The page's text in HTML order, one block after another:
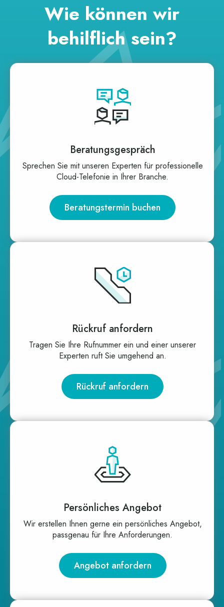
Wie können wir
behilflich sein?
Beratungsgespräch
Spre­chen Sie mit unse­ren Exper­ten für pro­fes­sio­nel­le
Cloud-Tele­fo­nie in Ihrer Branche.
Beratungstermin buchen
Rückruf anfordern
Tra­gen Sie Ihre Ruf­num­mer ein und einer unse­rer
Exper­ten ruft Sie umge­hend an.
Rückruf anfordern
Persönliches Angebot
Wir erstel­len Ihnen ger­ne ein per­sön­li­ches Ange­bot,
pass­ge­nau für Ihre Anforderungen.
Angebot anfordern